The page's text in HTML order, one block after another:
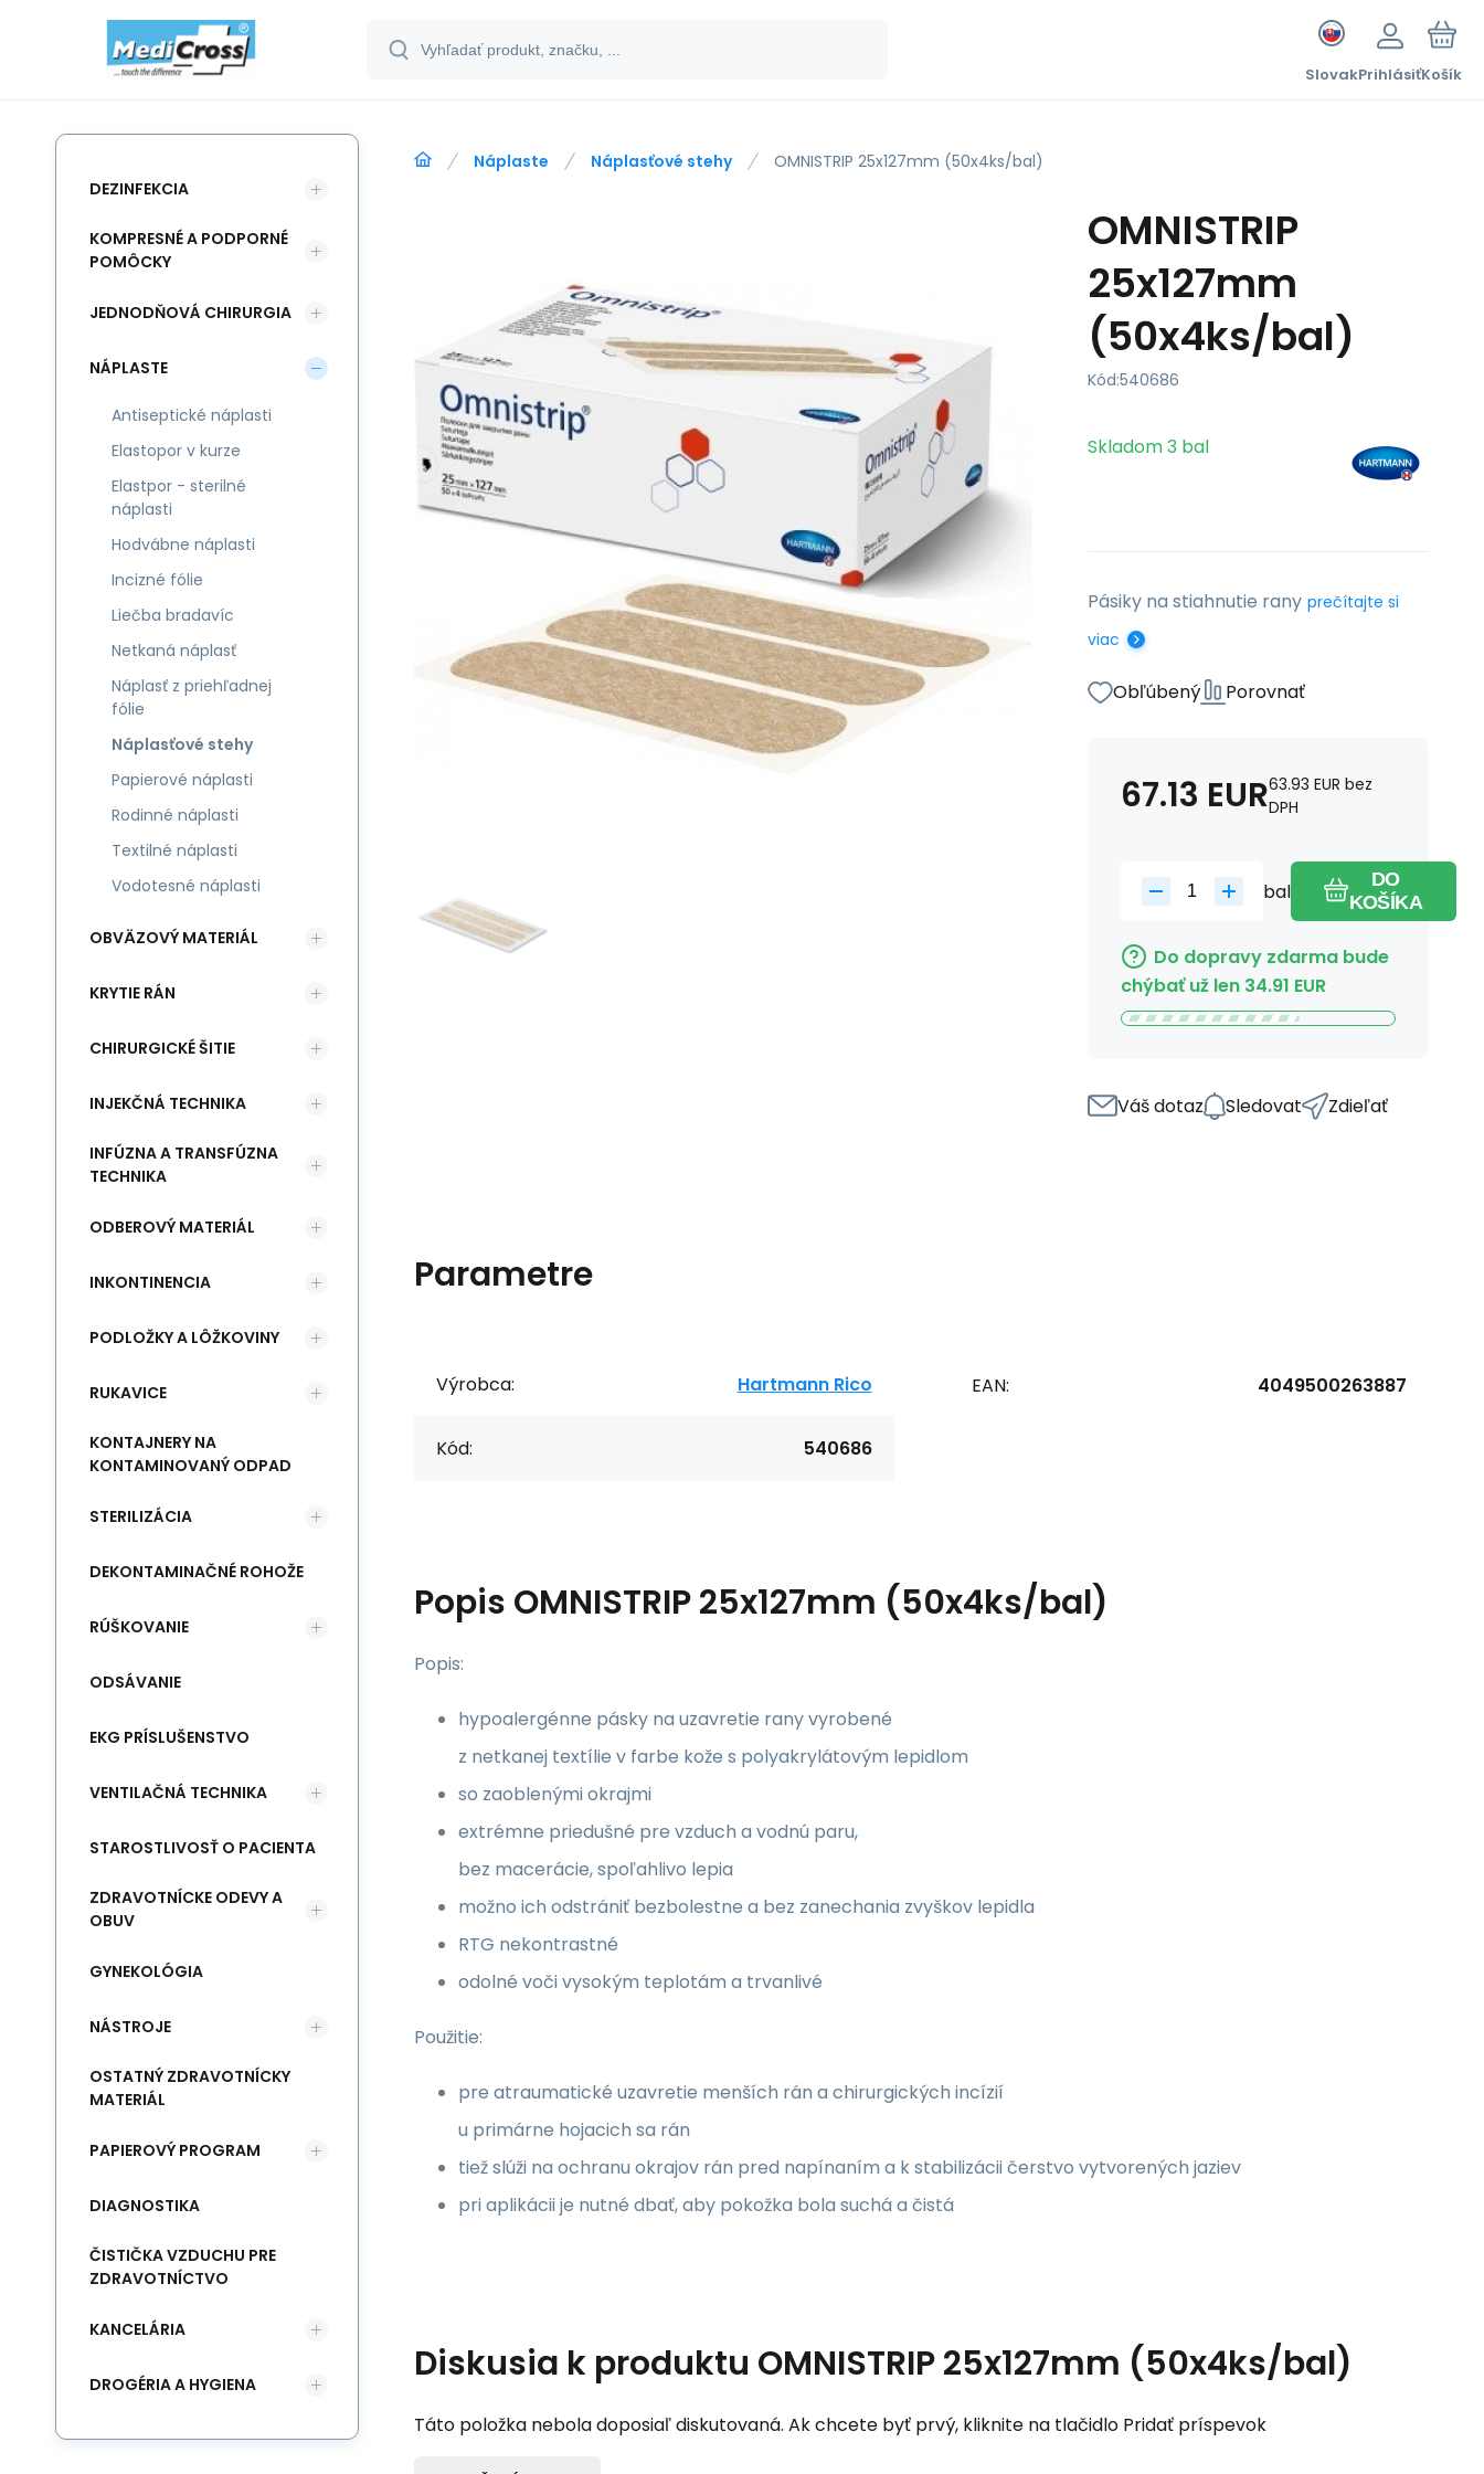
SlovakPrihlásiťKošík
Náplaste Náplasťové stehy OMNISTRIP 25x127mm (50x4ks/bal)
OMNISTRIP
25x127mm
(50x4ks/bal)
Kód:540686
Skladom3 bal
Pásiky na stiahnutie rany prečítajte si
viac
Obľúbený Porovnať
67.13 EUR63.93 EUR bez
DPH
bal
DO
KOŠÍKA
Do dopravy zdarma bude
chýbať už len 34.91 EUR
Váš dotaz Sledovat Zdieľať
Parametre
Výrobca: Hartmann Rico
Kód: 540686
EAN: 4049500263887
Popis OMNISTRIP 25x127mm (50x4ks/bal)
Popis:
hypoalergénne pásky na uzavretie rany vyrobené
z netkanej textílie v farbe kože s polyakrylátovým lepidlom
so zaoblenými okrajmi
extrémne priedušné pre vzduch a vodnú paru,
bez macerácie, spoľahlivo lepia
možno ich odstrániť bezbolestne a bez zanechania zvyškov lepidla
RTG nekontrastné
odolné voči vysokým teplotám a trvanlivé
Použitie:
pre atraumatické uzavretie menších rán a chirurgických incízií
u primárne hojacich sa rán
tiež slúži na ochranu okrajov rán pred napínaním a k stabilizácii čerstvo vytvorených jaziev
pri aplikácii je nutné dbať, aby pokožka bola suchá a čistá
Diskusia k produktu OMNISTRIP 25x127mm (50x4ks/bal)
Táto položka nebola doposiaľ diskutovaná. Ak chcete byť prvý, kliknite na tlačidlo Pridať príspevok
DEZINFEKCIA
KOMPRESNÉ A PODPORNÉ
POMÔCKY
JEDNODŇOVÁ CHIRURGIA
NÁPLASTE
Antiseptické náplasti
Elastopor v kurze
Elastpor - sterilné
náplasti
Hodvábne náplasti
Incizné fólie
Liečba bradavíc
Netkaná náplasť
Náplasť z priehľadnej
fólie
Náplasťové stehy
Papierové náplasti
Rodinné náplasti
Textilné náplasti
Vodotesné náplasti
OBVÄZOVÝ MATERIÁL
KRYTIE RÁN
CHIRURGICKÉ ŠITIE
INJEKČNÁ TECHNIKA
INFÚZNA A TRANSFÚZNA
TECHNIKA
ODBEROVÝ MATERIÁL
INKONTINENCIA
PODLOŽKY A LÔŽKOVINY
RUKAVICE
KONTAJNERY NA
KONTAMINOVANÝ ODPAD
STERILIZÁCIA
DEKONTAMINAČNÉ ROHOŽE
RÚŠKOVANIE
ODSÁVANIE
EKG PRÍSLUŠENSTVO
VENTILAČNÁ TECHNIKA
STAROSTLIVOSŤ O PACIENTA
ZDRAVOTNÍCKE ODEVY A
OBUV
GYNEKOLÓGIA
NÁSTROJE
OSTATNÝ ZDRAVOTNÍCKY
MATERIÁL
PAPIEROVÝ PROGRAM
DIAGNOSTIKA
ČISTIČKA VZDUCHU PRE
ZDRAVOTNÍCTVO
KANCELÁRIA
DROGÉRIA A HYGIENA